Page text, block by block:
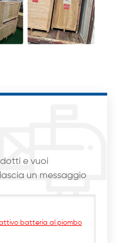
e vuoi
un messaggio
batteria al piombo